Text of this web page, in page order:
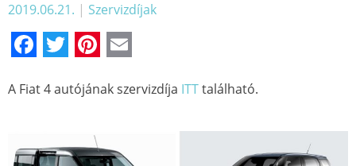
2019.06.21. | Szervizdíjak
Facebook
TwitterPinterest
A Fiat 4 autójának szervizdíja ITTtalálható.